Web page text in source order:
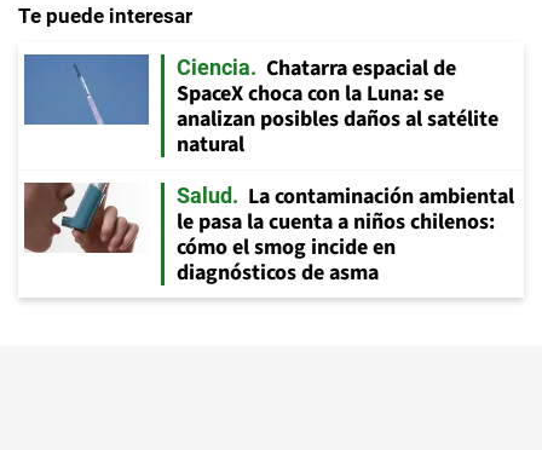
Te puede interesar
Ciencia
Chatarra espacial de
SpaceX choca con la Luna: se
analizan posibles daños al satélite
natural
Salud
La contaminación ambiental
le pasa la cuenta a niños chilenos:
cómo el smog incide en
diagnósticos de asma